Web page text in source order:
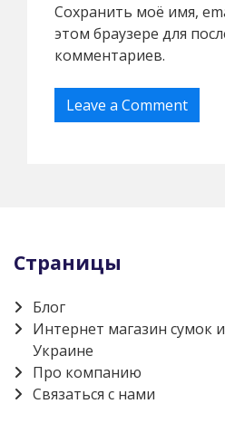
Сохранить моё имя,
этом браузере для
комментариев.
Страницы
Блог
Интернет магазин сумок
Украине
Про компанию
Связаться с нами